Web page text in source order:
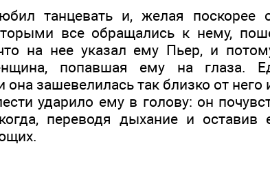
танцевать и, желая поскорее
все обращались к нему,
на нее указал ему Пьер, и
попавшая ему на глаза.
зашевелилась так близко от него
ударило ему в голову: он
переводя дыхание и оставив